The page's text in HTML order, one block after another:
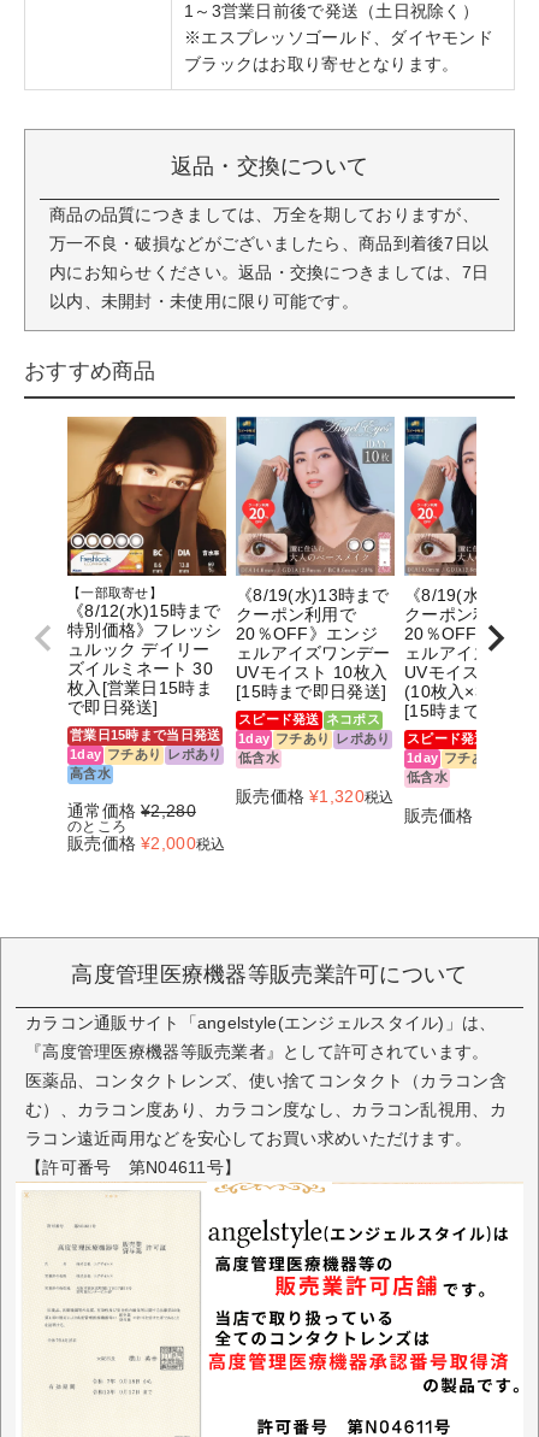
1～3営業日前後で発送（土日祝除く）
※エスプレッソゴールド、ダイヤモンド
ブラックはお取り寄せとなります。
返品・交換について
商品の品質につきましては、万全を期しておりますが、
万一不良・破損などがございましたら、商品到着後7日以
内にお知らせください。返品・交換につきましては、7日
以内、未開封・未使用に限り可能です。
おすすめ商品
【一部取寄せ】
《8/12(水)15時まで
特別価格》フレッシ
ュルック デイリー
ズイルミネート 30
枚入[営業日15時ま
で即日発送]
営業日15時まで当日発送
1day フチあり
レポあり
高含水
通常価格 ¥2,280
のところ
販売価格 ¥2,000税込
《8/19(水)13時まで
クーポン利用で
20％OFF》エンジ
ェルアイズワンデー
UVモイスト 10枚入
[15時まで即日発送]
スピード発送 ネコポス
1day フチあり
レポあり
低含水
販売価格 ¥1,320税込
《8/19(水)13時
クーポン利用で
20％OFF》エン
ェルアイズワン
UVモイスト 30枚
(10枚入×3箱セ
[15時まで即日発
スピード発送
1day フチあり
低含水
販売価格
高度管理医療機器等販売業許可について
カラコン通販サイト「angelstyle(エンジェルスタイル)」は、
『高度管理医療機器等販売業者』として許可されています。
医薬品、コンタクトレンズ、使い捨てコンタクト（カラコン含
む）、カラコン度あり、カラコン度なし、カラコン乱視用、カ
ラコン遠近両用などを安心してお買い求めいただけます。
【許可番号 第N04611号】